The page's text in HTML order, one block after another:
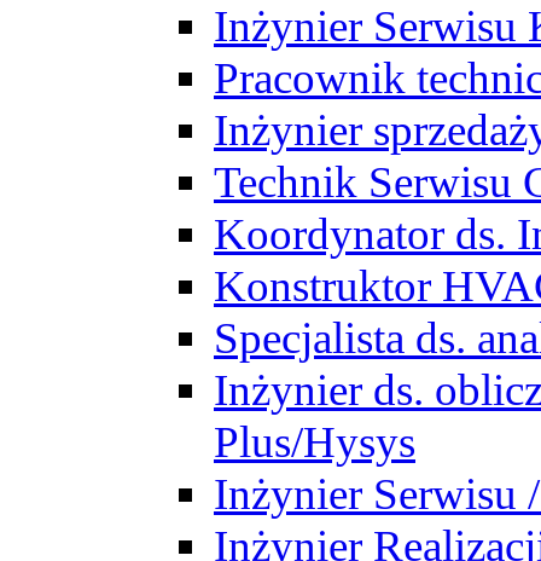
Inżynier Serwisu
Pracownik
Inżynier
Technik Serwisu
Koordynator ds.
Konstruktor
Specjalista ds.
Inżynier ds.
Plus/Hysys
Inżynier Serwisu
Inżynier